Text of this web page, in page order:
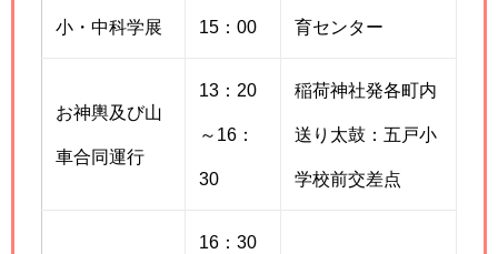
小・中科学展 15：00 育センター
お神輿及び山
車合同運行
13：20
～16：
30
稲荷神社発各町内
送り太鼓：五戸小
学校前交差点
16：30